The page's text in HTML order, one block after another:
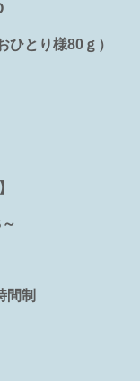
ひとり様80ｇ）
】
～
間制